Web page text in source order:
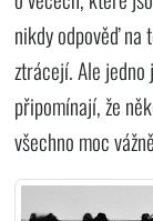
nikdy odpověď na
ztrácejí. Ale
připomínají, že
všechno moc